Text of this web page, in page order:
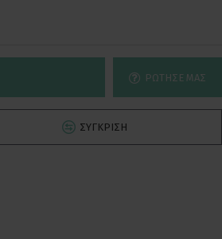
ΡΏΤΗΣΕ ΜΑΣ
ΣΎΓΚΡΙΣΗ